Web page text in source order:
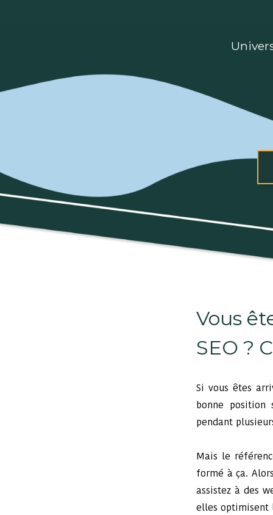
Vous
SEO ?
Si vous êtes
bonne position
pendant
Mais le
formé à ça.
assistez à des
elles optimisent